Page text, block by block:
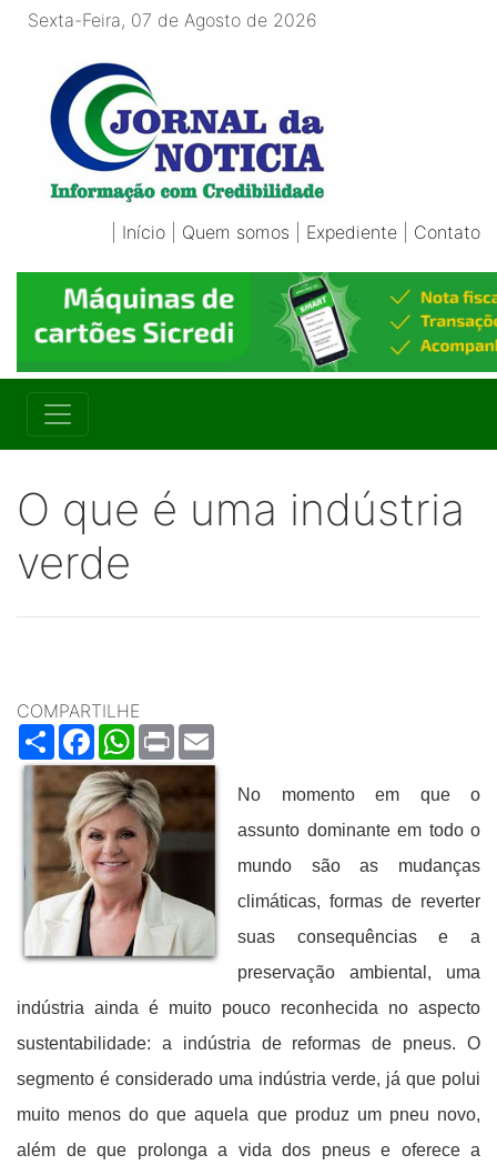
Sexta-Feira, 07 de Agosto de 2026
Início Quem somos Expediente Contato
O que é uma indústria
verde
COMPARTILHE
ShareFacebookWhatsApp
Print
No momento em que o
assunto dominante em todo o
mundo são as mudanças
climáticas, formas de reverter
suas consequências e a
preservação ambiental, uma
indústria ainda é muito pouco reconhecida no aspecto
sustentabilidade: a indústria de reformas de pneus. O
segmento é considerado uma indústria verde, já que polui
muito menos do que aquela que produz um pneu novo,
além de que prolonga a vida dos pneus e oferece a